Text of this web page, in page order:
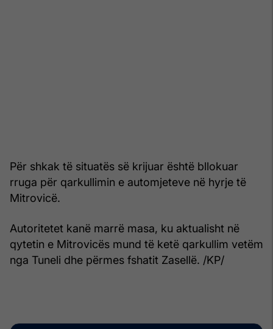
Për shkak të situatës së krijuar është bllokuar
rruga për qarkullimin e automjeteve në hyrje të
Mitrovicë.
Autoritetet kanë marrë masa, ku aktualisht në
qytetin e Mitrovicës mund të ketë qarkullim vetëm
nga Tuneli dhe përmes fshatit Zasellë. /KP/